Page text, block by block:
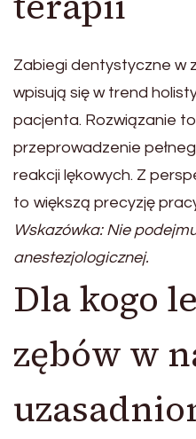
Zabiegi dentystyczne w
wpisują się w trend
pacjenta. Rozwiązanie
przeprowadzenie
reakcji lękowych. Z
to większą precyzję
Wskazówka: Nie
anestezjologicznej.
Dla kogo
zębów w